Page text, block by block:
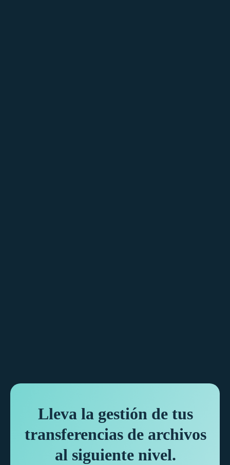
Lleva la gestión de tus
transferencias de archivos
al siguiente nivel.